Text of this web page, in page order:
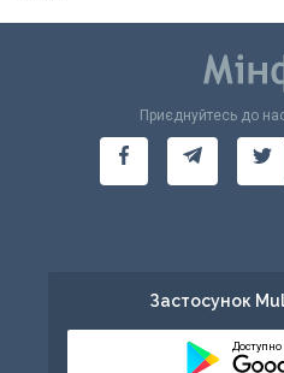
Приєднуйтесь до
Застосунок
Доступно